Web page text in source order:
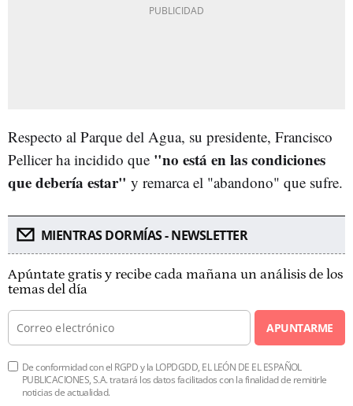
Respecto al Parque del Agua, su presidente, Francisco
Pellicer ha incidido que "no está en las condiciones
que debería estar" y remarca el "abandono" que sufre.
MIENTRAS DORMÍAS - NEWSLETTER
Apúntate gratis y recibe cada mañana un análisis de los
temas del día
APUNTARME
De conformidad con el RGPD y la LOPDGDD, EL LEÓN DE EL ESPAÑOL
PUBLICACIONES, S.A. tratará los datos facilitados con la finalidad de remitirle
noticias de actualidad.